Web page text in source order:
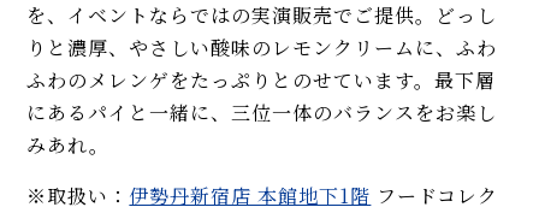
を、イベントならではの実演販売でご提供。どっし
りと濃厚、やさしい酸味のレモンクリームに、ふわ
ふわのメレンゲをたっぷりとのせています。最下層
にあるパイと一緒に、三位一体のバランスをお楽し
みあれ。
※取扱い： 伊勢丹新宿店 本館地下1階 フードコレク